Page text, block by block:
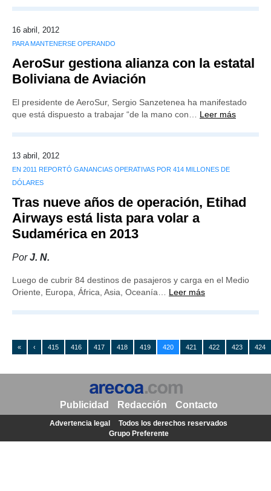
16 abril, 2012
PARA MANTENERSE OPERANDO
AeroSur gestiona alianza con la estatal
Boliviana de Aviación
El presidente de AeroSur, Sergio Sanzetenea ha manifestado
que está dispuesto a trabajar “de la mano con… Leer más
13 abril, 2012
EN 2011 REPORTÓ GANANCIAS OPERATIVAS POR 414 MILLONES DE
DÓLARES
Tras nueve años de operación, Etihad
Airways está lista para volar a
Sudamérica en 2013
PorJ. N.
Luego de cubrir 84 destinos de pasajeros y carga en el Medio
Oriente, Europa, África, Asia, Oceanía… Leer más
« ‹ 415 416 417 418 419 420 421 422 423 424
Publicidad Redacción Contacto
Advertencia legal
Todos los derechos reservados
Grupo Preferente